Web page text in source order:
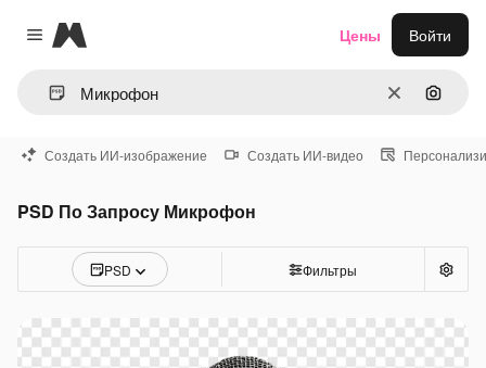
Close menu
Magnific
ОчиститьПоиск
Цены Войти
Создать ИИ-изображение Создать ИИ-видео
PSD По Запросу Микрофон
PSD Фильтры